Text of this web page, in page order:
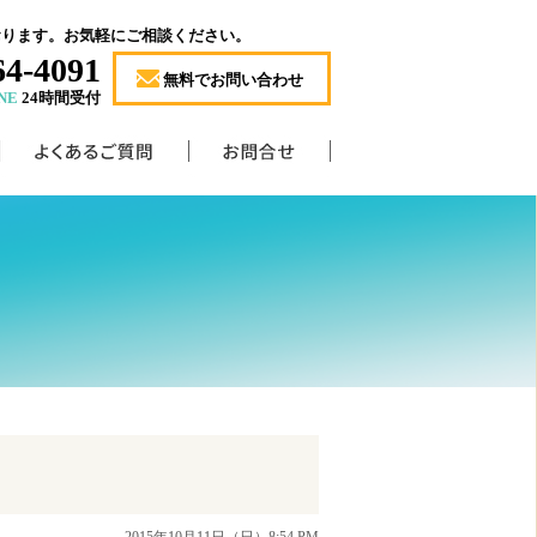
ます。お気軽にご相談ください。
4091
24時間受付
無料でお問い合わせ